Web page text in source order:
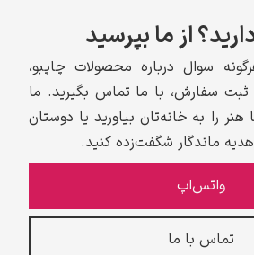
از ما بپرسید
سوال درباره محصولات چاپبو،
سفارش، با ما تماس بگیرید. ما
را به خانه‌تان بیاورید یا دوستان
هدیه ماندگار شگفت‌زده کنید.
واتس‌اپ
تماس با ما